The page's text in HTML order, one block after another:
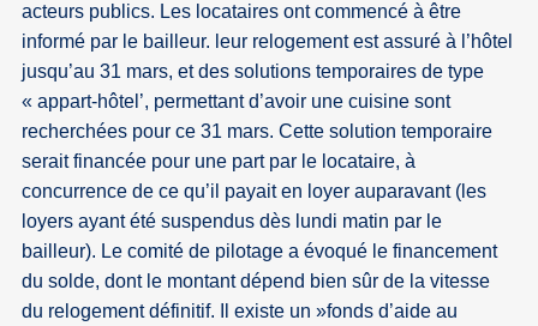
acteurs publics. Les locataires ont commencé à être
informé par le bailleur. leur relogement est assuré à l’hôtel
jusqu’au 31 mars, et des solutions temporaires de type
« appart-hôtel’, permettant d’avoir une cuisine sont
recherchées pour ce 31 mars. Cette solution temporaire
serait financée pour une part par le locataire, à
concurrence de ce qu’il payait en loyer auparavant (les
loyers ayant été suspendus dès lundi matin par le
bailleur). Le comité de pilotage a évoqué le financement
du solde, dont le montant dépend bien sûr de la vitesse
du relogement définitif. Il existe un »fonds d’aide au